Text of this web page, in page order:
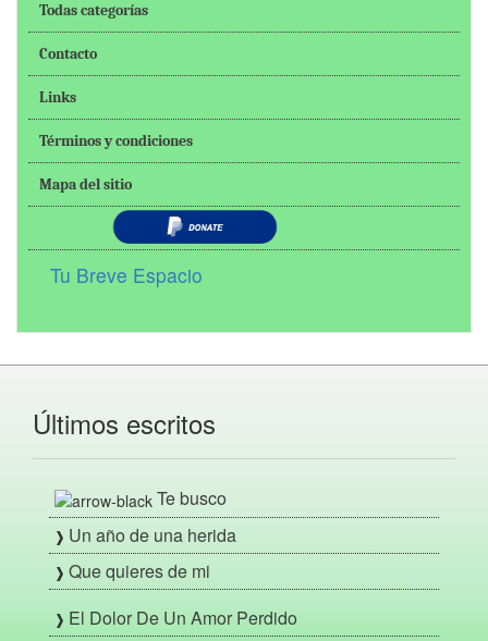
Todas categorías
Contacto
Links
Términos y condiciones
Mapa del sitio
Tu Breve Espacio
Últimos escritos
Te busco
Un año de una herida
Que quieres de mi
El Dolor De Un Amor Perdido